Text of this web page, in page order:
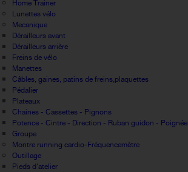
Home Trainer
Lunettes vélo
Mecanique
Dérailleurs avant
Dérailleurs arrière
Freins de vélo
Manettes
Câbles, gaines, patins de freins,plaquettes
Pédalier
Plateaux
Chaines - Cassettes - Pignons
Potence - Cintre - Direction - Ruban guidon - Poignée
Groupe
Montre running cardio-Fréquencemètre
Outillage
Pieds d'atelier